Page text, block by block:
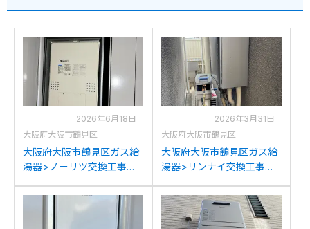
2026年6月18日
大阪府大阪市鶴見区
大阪府大阪市鶴見区ガス給
湯器>ノーリツ交換工事施
C2437SAWX6H-Hからノ
ーリツGTH-
CP2461SAW3H-H-1BLへの
2026年3月31日
大阪府大阪市鶴見区
大阪府大阪市鶴見区ガス給
湯器>リンナイ交換工事施
A2400SAWからリンナイ
RUF-K2406SAW(A)への交
換